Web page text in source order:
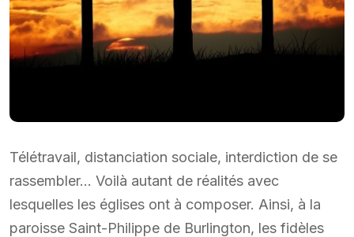
Télétravail, distanciation sociale, interdiction de se
rassembler… Voilà autant de réalités avec
lesquelles les églises ont à composer. Ainsi, à la
paroisse Saint-Philippe de Burlington, les fidèles